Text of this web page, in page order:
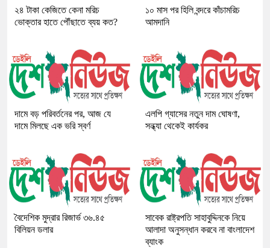
২৪ টাকা কেজিতে কেনা মরিচ
ভোক্তার হাতে পৌঁছাতে ব্যয় কত?
১০ মাস পর হিলি বন্দরে কাঁচামরিচ
আমদানি
দামে বড় পরিবর্তনের পর, আজ যে
দামে মিলছে এক ভরি স্বর্ণ
এলপি গ্যাসের নতুন দাম ঘোষণা,
সন্ধ্যা থেকেই কার্যকর
বৈদেশিক মুদ্রার রিজার্ভ ৩৬.৪৫
বিলিয়ন ডলার
সাবেক রাষ্ট্রপতি সাহাবুদ্দিনকে নিয়ে
আলাদা অনুসন্ধান করবে না বাংলাদেশ
ব্যাংক